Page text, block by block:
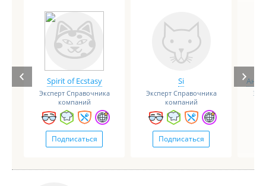
Spirit of Ecstasy
Эксперт Справочника
компаний
Подписаться
Si
Эксперт Справочника
компаний
Подписаться